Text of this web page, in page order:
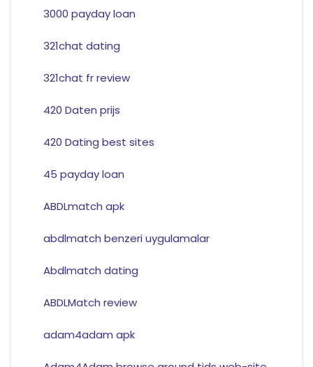
3000 payday loan
321chat dating
321chat fr review
420 Daten prijs
420 Dating best sites
45 payday loan
ABDLmatch apk
abdlmatch benzeri uygulamalar
Abdlmatch dating
ABDLMatch review
adam4adam apk